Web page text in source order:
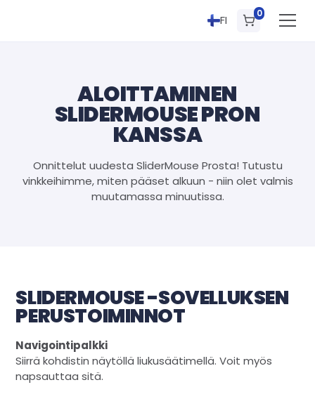
FI 0
ALOITTAMINEN
SLIDERMOUSE PRON
KANSSA
Onnittelut uudesta SliderMouse Prosta! Tutustu
vinkkeihimme, miten pääset alkuun - niin olet valmis
muutamassa minuutissa.
SLIDERMOUSE -SOVELLUKSEN
PERUSTOIMINNOT
Navigointipalkki
Siirrä kohdistin näytöllä liukusäätimellä. Voit myös
napsauttaa sitä.